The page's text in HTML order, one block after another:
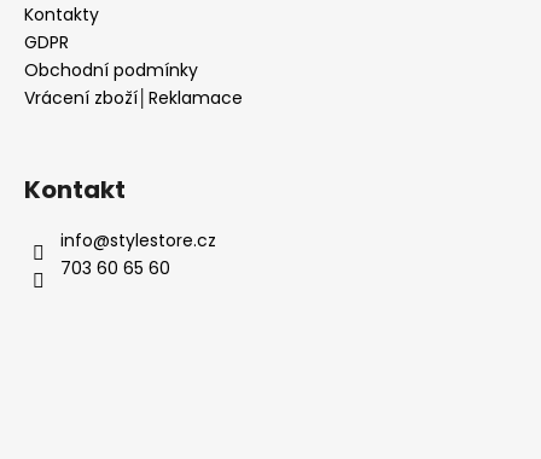
Kontakty
GDPR
Obchodní podmínky
Vrácení zboží│Reklamace
Kontakt
info@stylestore.cz
703 60 65 60